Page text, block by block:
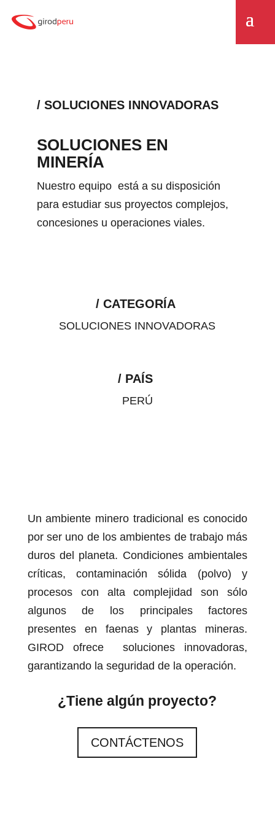
/ SOLUCIONES INNOVADORAS
SOLUCIONES EN
MINERÍA
Nuestro equipo está a su disposición
para estudiar sus proyectos complejos,
concesiones u operaciones viales.
/ CATEGORÍA
SOLUCIONES INNOVADORAS
/ PAÍS
PERÚ
Un ambiente minero tradicional es conocido
por ser uno de los ambientes de trabajo más
duros del planeta. Condiciones ambientales
críticas, contaminación sólida (polvo) y
procesos con alta complejidad son sólo
algunos de los principales factores
presentes en faenas y plantas mineras.
GIROD ofrece soluciones innovadoras,
garantizando la seguridad de la operación.
¿Tiene algún proyecto?
CONTÁCTENOS